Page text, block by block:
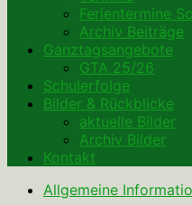
Ferientermine
Archiv Beiträge
Ganztagsangebote
GTA 25/26
Schulerfolge
Bilder & Rückblicke
aktuelle Bilder
Archiv Bilder
Kontakt
Allgemeine